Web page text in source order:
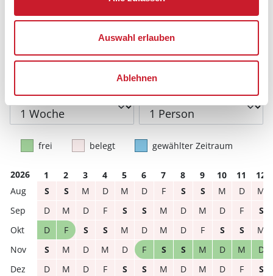
Auswahl erlauben
Ablehnen
Bitte beachten Sie, dass sich bei Änderungen des
Reisezeitraumes auch Änderungen bei der
Hausbeschreibung und/oder der Ausstattung ergeben
frei belegt gewählter Zeitraum
2026 1 2 3 4 5 6 7 8 9 10 11
12
S
S M D M D F S S M D
M
D
M D F S S M D M D F
S
D
F S S M D M D F S S
M
S
M D M D F S S M D M
D
D
M D F S S M D M D F S